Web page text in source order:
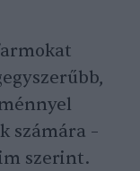
számára –
szerint.